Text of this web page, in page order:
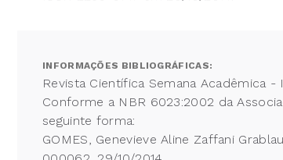
INFORMAÇÕES BIBLIOGRÁFICAS:
Revista Científica Semana Acadêmica -
Conforme a NBR 6023:2002 da
seguinte forma:
GOMES, Genevieve Aline Zaffani